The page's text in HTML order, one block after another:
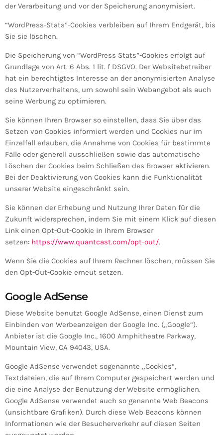
der Verarbeitung und vor der Speicherung anonymisiert.
“WordPress-Stats”-Cookies verbleiben auf Ihrem Endgerät, bis
Sie sie löschen.
Die Speicherung von “WordPress Stats”-Cookies erfolgt auf
Grundlage von Art. 6 Abs. 1 lit. f DSGVO. Der Websitebetreiber
hat ein berechtigtes Interesse an der anonymisierten Analyse
des Nutzerverhaltens, um sowohl sein Webangebot als auch
seine Werbung zu optimieren.
Sie können Ihren Browser so einstellen, dass Sie über das
Setzen von Cookies informiert werden und Cookies nur im
Einzelfall erlauben, die Annahme von Cookies für bestimmte
Fälle oder generell ausschließen sowie das automatische
Löschen der Cookies beim Schließen des Browser aktivieren.
Bei der Deaktivierung von Cookies kann die Funktionalität
unserer Website eingeschränkt sein.
Sie können der Erhebung und Nutzung Ihrer Daten für die
Zukunft widersprechen, indem Sie mit einem Klick auf diesen
Link einen Opt-Out-Cookie in Ihrem Browser
setzen: https://www.quantcast.com/opt-out/.
Wenn Sie die Cookies auf Ihrem Rechner löschen, müssen Sie
den Opt-Out-Cookie erneut setzen.
Google AdSense
Diese Website benutzt Google AdSense, einen Dienst zum
Einbinden von Werbeanzeigen der Google Inc. („Google“).
Anbieter ist die Google Inc., 1600 Amphitheatre Parkway,
Mountain View, CA 94043, USA.
Google AdSense verwendet sogenannte „Cookies“,
Textdateien, die auf Ihrem Computer gespeichert werden und
die eine Analyse der Benutzung der Website ermöglichen.
Google AdSense verwendet auch so genannte Web Beacons
(unsichtbare Grafiken). Durch diese Web Beacons können
Informationen wie der Besucherverkehr auf diesen Seiten